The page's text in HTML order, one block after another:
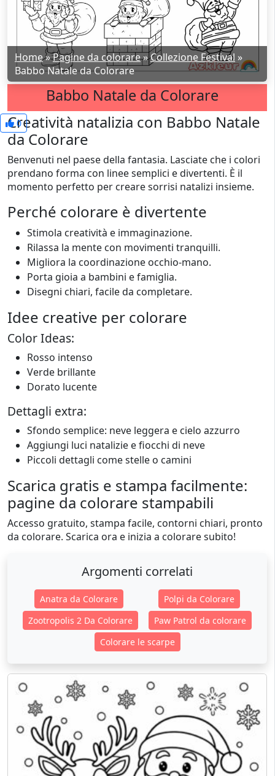
Home»Pagine da colorare»Collezione Festival »
Babbo Natale da Colorare
Babbo Natale da Colorare
0
Creatività natalizia con Babbo Natale
da Colorare
Benvenuti nel paese della fantasia. Lasciate che i colori
prendano forma con linee semplici e divertenti. È il
momento perfetto per creare sorrisi natalizi insieme.
Perché colorare è divertente
Stimola creatività e immaginazione.
Rilassa la mente con movimenti tranquilli.
Migliora la coordinazione occhio-mano.
Porta gioia a bambini e famiglia.
Disegni chiari, facile da completare.
Idee creative per colorare
Color Ideas:
Rosso intenso
Verde brillante
Dorato lucente
Dettagli extra:
Sfondo semplice: neve leggera e cielo azzurro
Aggiungi luci natalizie e fiocchi di neve
Piccoli dettagli come stelle o camini
Scarica gratis e stampa facilmente:
pagine da colorare stampabili
Accesso gratuito, stampa facile, contorni chiari, pronto
da colorare. Scarica ora e inizia a colorare subito!
Argomenti correlati
Anatra da Colorare
Polpi da Colorare
Zootropolis 2 Da Colorare
Paw Patrol da colorare
Colorare le scarpe